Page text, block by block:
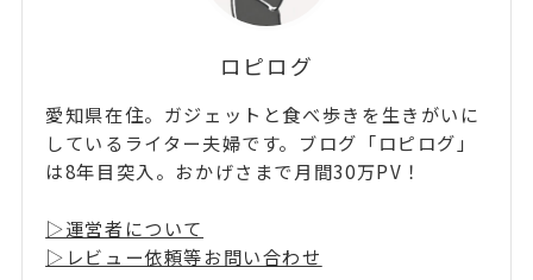
ロピログ
愛知県在住。ガジェットと食べ歩きを生きがいに
しているライター夫婦です。ブログ「ロピログ」
は8年目突入。おかげさまで月間30万PV！
▷運営者について
▷レビュー依頼等お問い合わせ